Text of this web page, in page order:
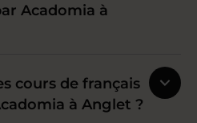
Acadomia à
cours de français
à Anglet ?